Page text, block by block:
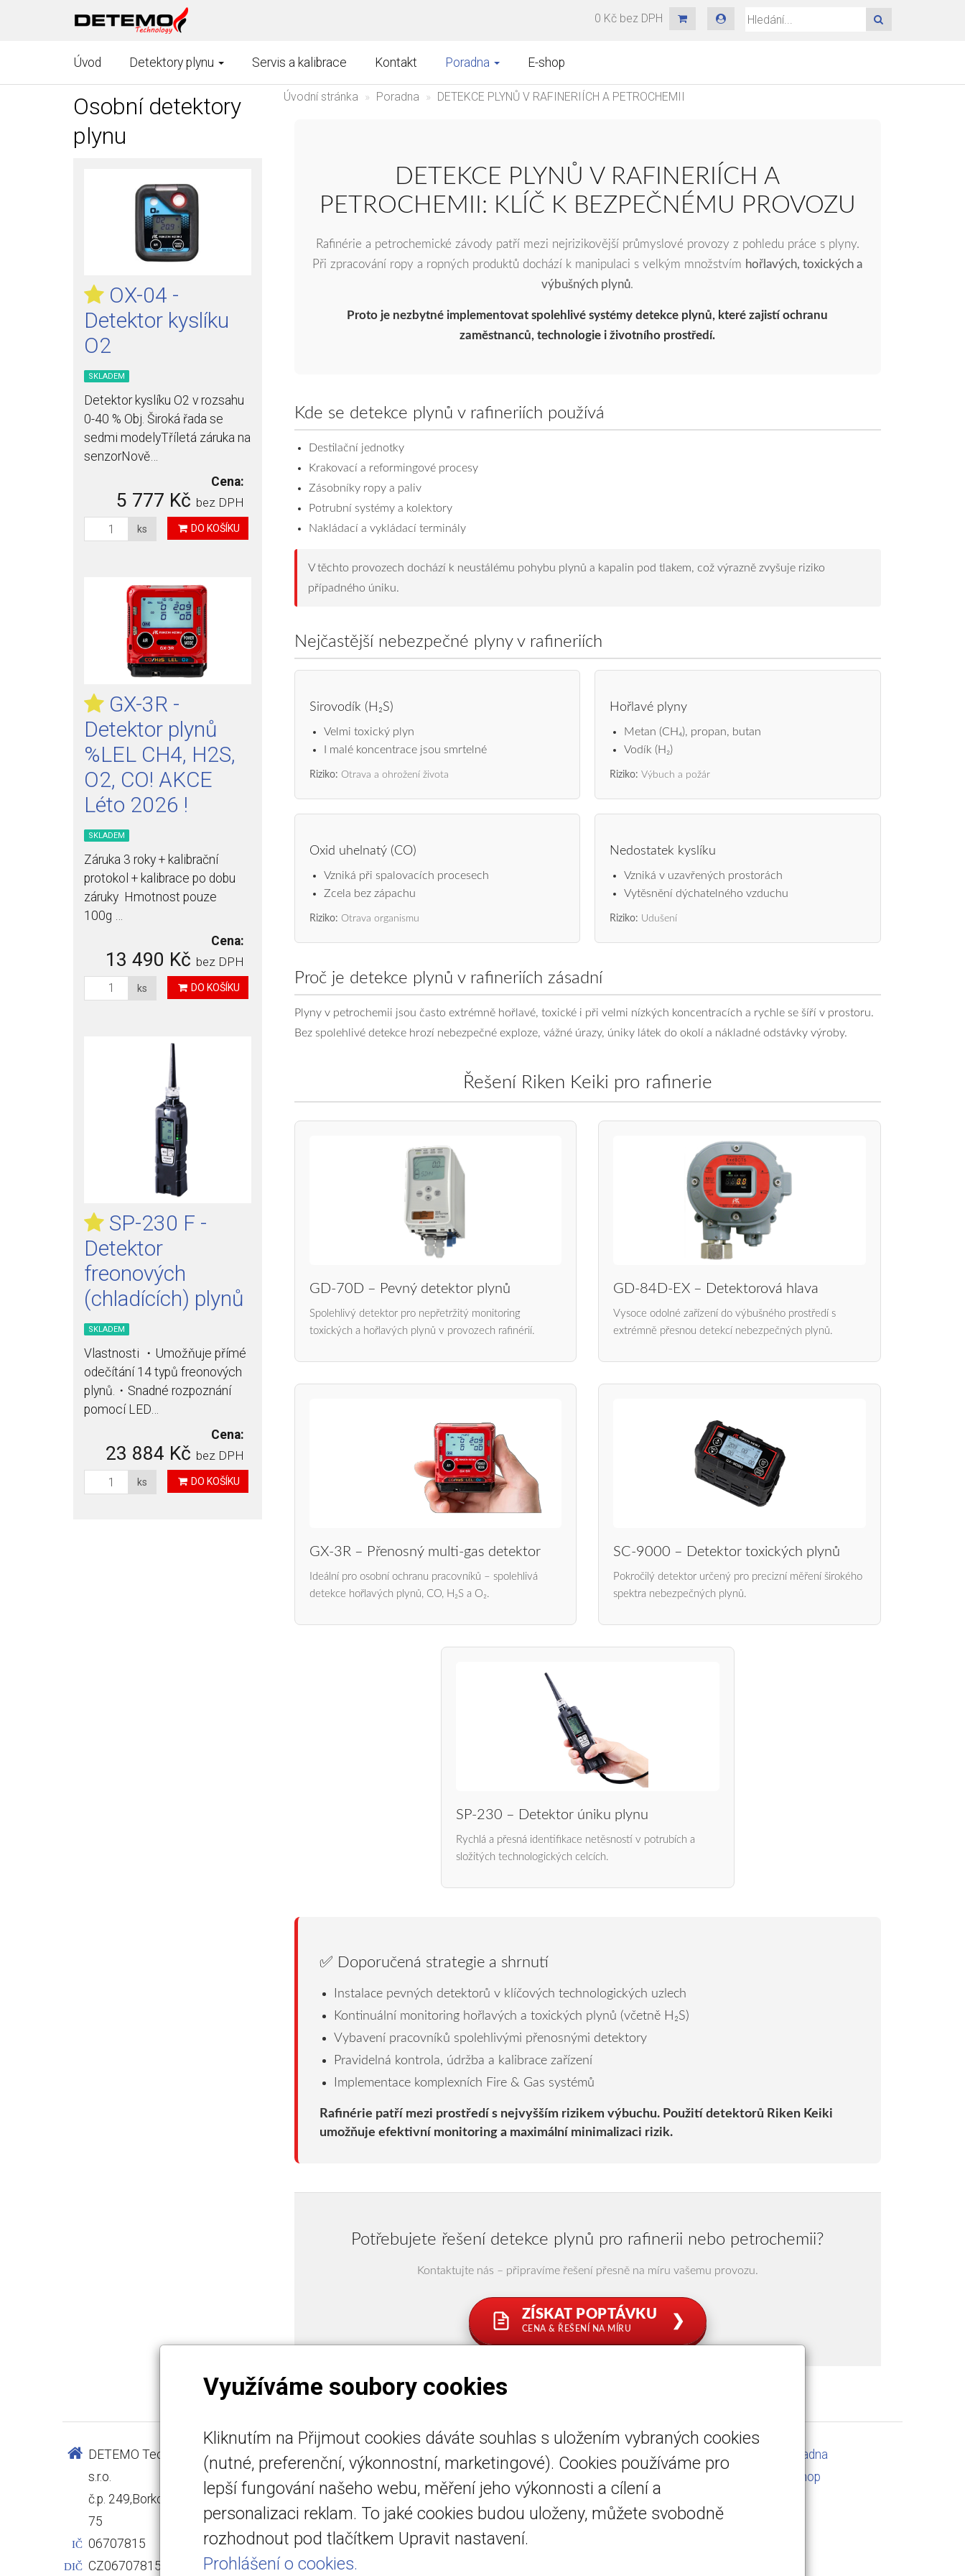
0 Kč bez DPH
Úvod Detektory plynu Servis a kalibrace Kontakt Poradna E-shop
Úvodní stránka Poradna DETEKCE PLYNŮ V RAFINERIÍCH A PETROCHEMII
DETEKCE PLYNŮ V RAFINERIÍCH A
PETROCHEMII: KLÍČ K BEZPEČNÉMU PROVOZU
Rafinérie a petrochemické závody patří mezi nejrizikovější průmyslové provozy z pohledu práce s plyny.
Při zpracování ropy a ropných produktů dochází k manipulaci s velkým množstvím hořlavých, toxických a
výbušných plynů.
Proto je nezbytné implementovat spolehlivé systémy detekce plynů, které zajistí ochranu
zaměstnanců, technologie i životního prostředí.
Kde se detekce plynů v rafineriích používá
Destilační jednotky
Krakovací a reformingové procesy
Zásobníky ropy a paliv
Potrubní systémy a kolektory
Nakládací a vykládací terminály
V těchto provozech dochází k neustálému pohybu plynů a kapalin pod tlakem, což výrazně zvyšuje riziko
případného úniku.
Nejčastější nebezpečné plyny v rafineriích
Sirovodík (H₂S)
Velmi toxický plyn
I malé koncentrace jsou smrtelné
Riziko: Otrava a ohrožení života
Hořlavé plyny
Metan (CH₄), propan, butan
Vodík (H₂)
Riziko: Výbuch a požár
Oxid uhelnatý (CO)
Vzniká při spalovacích procesech
Zcela bez zápachu
Riziko: Otrava organismu
Nedostatek kyslíku
Vzniká v uzavřených prostorách
Vytěsnění dýchatelného vzduchu
Riziko: Udušení
Proč je detekce plynů v rafineriích zásadní
Plyny v petrochemii jsou často extrémně hořlavé, toxické i při velmi nízkých koncentracích a rychle se šíří v prostoru.
Bez spolehlivé detekce hrozí nebezpečné exploze, vážné úrazy, úniky látek do okolí a nákladné odstávky výroby.
Řešení Riken Keiki pro rafinerie
GD-70D – Pevný detektor plynů
Spolehlivý detektor pro nepřetržitý monitoring
toxických a hořlavých plynů v provozech rafinérií.
GD-84D-EX – Detektorová hlava
Vysoce odolné zařízení do výbušného prostředí s
extrémně přesnou detekcí nebezpečných plynů.
GX-3R – Přenosný multi-gas detektor
Ideální pro osobní ochranu pracovníků – spolehlivá
detekce hořlavých plynů, CO, H₂S a O₂.
SC-9000 – Detektor toxických plynů
Pokročilý detektor určený pro precizní měření širokého
spektra nebezpečných plynů.
SP-230 – Detektor úniku plynu
Rychlá a přesná identifikace netěsností v potrubích a
složitých technologických celcích.
✅ Doporučená strategie a shrnutí
Instalace pevných detektorů v klíčových technologických uzlech
Kontinuální monitoring hořlavých a toxických plynů (včetně H₂S)
Vybavení pracovníků spolehlivými přenosnými detektory
Pravidelná kontrola, údržba a kalibrace zařízení
Implementace komplexních Fire & Gas systémů
Rafinérie patří mezi prostředí s nejvyšším rizikem výbuchu. Použití detektorů Riken Keiki
umožňuje efektivní monitoring a maximální minimalizaci rizik.
Potřebujete řešení detekce plynů pro rafinerii nebo petrochemii?
Kontaktujte nás – připravíme řešení přesně na míru vašemu provozu.
ZÍSKAT POPTÁVKU
CENA & ŘEŠENÍ NA MÍRU
❯
Osobní detektory
plynu
OX-04 -
Detektor kyslíku
O2
SKLADEM
Detektor kyslíku O2 v rozsahu
0-40 % Obj. Široká řada se
sedmi modelyTříletá záruka na
senzorNově…
Cena:
5 777 Kč bez DPH
ks DO KOŠÍKU
GX-3R -
Detektor plynů
%LEL CH4, H2S,
O2, CO! AKCE
Léto 2026 !
SKLADEM
Záruka 3 roky + kalibrační
protokol + kalibrace po dobu
záruky Hmotnost pouze
100g …
Cena:
13 490 Kč bez DPH
ks DO KOŠÍKU
SP-230 F -
Detektor
freonových
(chladících) plynů
SKLADEM
Vlastnosti ・Umožňuje přímé
odečítání 14 typů freonových
plynů.・Snadné rozpoznání
pomocí LED…
Cena:
23 884 Kč bez DPH
ks DO KOŠÍKU
DETEMO Technology
s.r.o.
č.p. 249,Borkovany 691
75
IČ 06707815
DIČ CZ06707815
info@detemo.cz
www.detemo.cz
+420 731 518 454
C 103822 vedená u
Krajského soudu v Brně
Úvod
Detektory plynu
Servis a kalibrace
Poradna
E-shop
Využíváme soubory cookies
Kliknutím na Přijmout cookies dáváte souhlas s uložením vybraných cookies
(nutné, preferenční, výkonnostní, marketingové). Cookies používáme pro
lepší fungování našeho webu, měření jeho výkonnosti a cílení a
personalizaci reklam. To jaké cookies budou uloženy, můžete svobodně
rozhodnout pod tlačítkem Upravit nastavení.
Prohlášení o cookies.